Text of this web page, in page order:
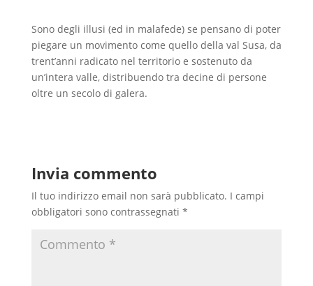
Sono degli illusi (ed in malafede) se pensano di poter
piegare un movimento come quello della val Susa, da
trent’anni radicato nel territorio e sostenuto da
un’intera valle, distribuendo tra decine di persone
oltre un secolo di galera.
Invia commento
Il tuo indirizzo email non sarà pubblicato. I campi
obbligatori sono contrassegnati *